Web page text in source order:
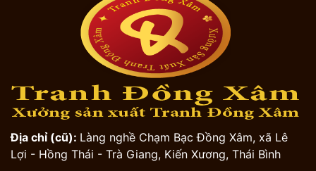
Địa chỉ (cũ): Làng nghề Chạm Bạc Đồng Xâm, xã Lê
Lợi - Hồng Thái - Trà Giang, Kiến Xương, Thái Bình